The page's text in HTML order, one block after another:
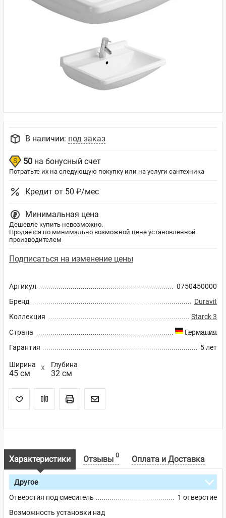
Артикул
0750450000
Бренд
Duravit
Коллекция
Starck 3
Страна
Германия
Гарантия
5 лет
Ширина
45 см
Глубина
32 см
В наличии: под заказ
50 на бонусный счет
Потратьте их на следующую покупку или на услуги сантехника
Кредит от 50 ₽/мес
Минимальная цена
Дешевле купить невозможно.
Продается по минимально возможной цене установленной
производителем
Подписаться на изменение цены
Характеристики Отзывы 0 Оплата и Доставка
Другое
Отверстия под смеситель
1 отверстие
Возможность установки над